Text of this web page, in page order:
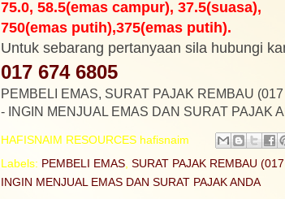
75.0, 58.5(emas campur), 37.5(suasa),
750(emas putih),375(emas putih).
Untuk sebarang pertanyaan sila hubungi
017 674 6805
PEMBELI EMAS, SURAT PAJAK REMBAU
- INGIN MENJUAL EMAS DAN SURAT PAJAK
HAFISNAIM RESOURCES hafisnaim
Labels: PEMBELI EMAS SURAT PAJAK REMBAU
INGIN MENJUAL EMAS DAN SURAT PAJAK ANDA